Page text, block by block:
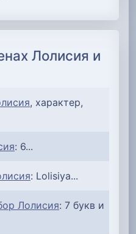
Лолисия и
, характер,
: 6...
: Lolisiya...
Лолисия: 7 букв и